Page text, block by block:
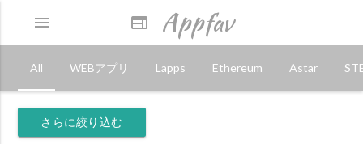
web Appfav
menu
All WEBアプリ Lapps Ethereum Astar
さらに絞り込む